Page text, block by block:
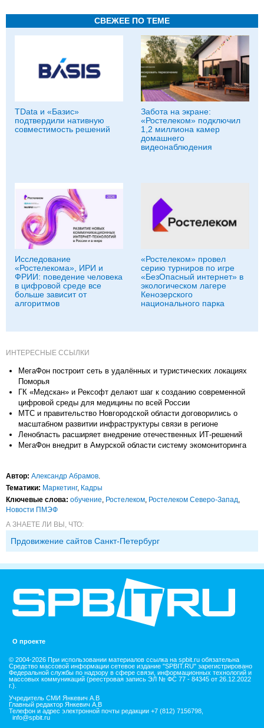
СВЕЖЕЕ ПО ТЕМЕ
TData и «Базис»
подтвердили нативную
совместимость решений
Забота на экране:
«Ростелеком» подключил
1,2 миллиона камер
домашнего
видеонаблюдения
Исследование
«Ростелекома», ИРИ и
ФРИИ: поведение человека
в цифровой среде все
больше зависит от
алгоритмов
«Ростелеком» провел
серию турниров по игре
«БезОпасный интернет» в
экологическом лагере
Кенозерского
национального парка
ИНТЕРЕСНЫЕ ССЫЛКИ
МегаФон построит сеть в удалённых и туристических локациях
Поморья
ГК «Медскан» и Рексофт делают шаг к созданию современной
цифровой среды для медицины по всей России
МТС и правительство Новгородской области договорились о
масштабном развитии инфраструктуры связи в регионе
Ленобласть расширяет внедрение отечественных ИТ-решений
МегаФон внедрит в Амурской области систему экомониторинга
Автор: Александр Абрамов.
Тематики: Маркетинг, Кадры
Ключевые слова: обучение, Ростелеком, Ростелеком Северо-Запад,
Новости ПМЭФ
А ЗНАЕТЕ ЛИ ВЫ, ЧТО:
Прдовижение сайтов Санкт-Петербург
О проекте
© 2004-2026 При использовании материалов ссылка на spbit.ru обязательна
Средство массовой информации сетевое издание "SPBIT.RU" зарегистрировано
Федеральной службы по надзору в сфере связи, информационных технологий и
массовых коммуникаций (реестровая запись ЭЛ № ФС 77 - 84345 от 26.12.2022
г.).
Учредитель СМИ Янкевич А.В
Главный редактор Янкевич А.В
Телефон и адрес электронной почты редакции +7 (812) 7156798,
info@spbit.ru